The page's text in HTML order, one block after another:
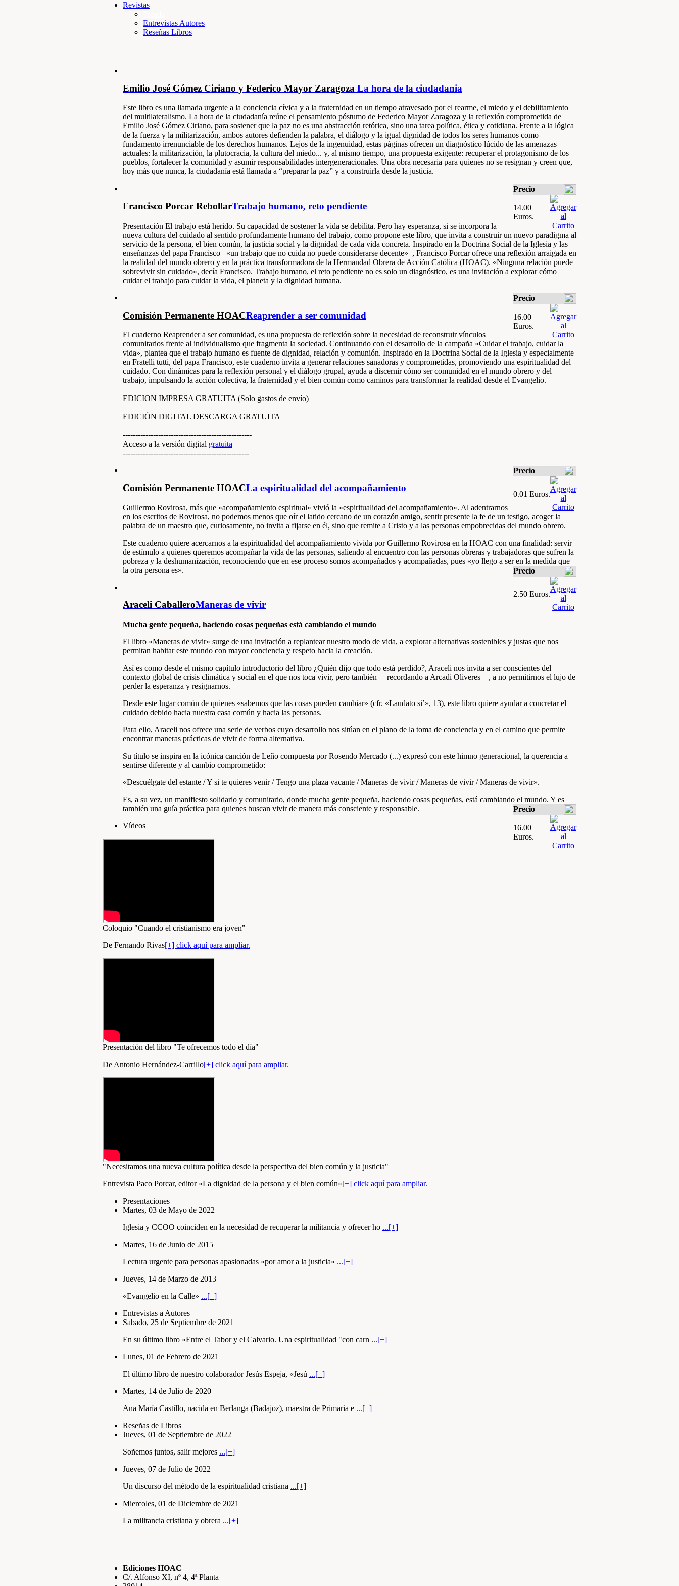
Revistas
Entrevistas Autores
Reseñas Libros
Emilio José Gómez Ciriano y Federico Mayor Zaragoza La hora de la ciudadania
Este libro es una llamada urgente a la conciencia cívica y a la fraternidad en un tiempo atravesado por el rearme, el miedo y el debilitamiento
del multilateralismo. La hora de la ciudadanía reúne el pensamiento póstumo de Federico Mayor Zaragoza y la reflexión comprometida de
Emilio José Gómez Ciriano, para sostener que la paz no es una abstracción retórica, sino una tarea política, ética y cotidiana. Frente a la lógica
de la fuerza y la militarización, ambos autores defienden la palabra, el diálogo y la igual dignidad de todos los seres humanos como
fundamento irrenunciable de los derechos humanos. Lejos de la ingenuidad, estas páginas ofrecen un diagnóstico lúcido de las amenazas
actuales: la militarización, la plutocracia, la cultura del miedo... y, al mismo tiempo, una propuesta exigente: recuperar el protagonismo de los
pueblos, fortalecer la comunidad y asumir responsabilidades intergeneracionales. Una obra necesaria para quienes no se resignan y creen que,
hoy más que nunca, la ciudadanía está llamada a “preparar la paz” y a construirla desde la justicia.
Precio
14.00
Euros.
Francisco Porcar RebollarTrabajo humano, reto pendiente
Presentación El trabajo está herido. Su capacidad de sostener la vida se debilita. Pero hay esperanza, si se incorpora la
nueva cultura del cuidado al sentido profundamente humano del trabajo, como propone este libro, que invita a construir un nuevo paradigma al
servicio de la persona, el bien común, la justicia social y la dignidad de cada vida concreta. Inspirado en la Doctrina Social de la Iglesia y las
enseñanzas del papa Francisco –«un trabajo que no cuida no puede considerarse decente»–, Francisco Porcar ofrece una reflexión arraigada en
la realidad del mundo obrero y en la práctica transformadora de la Hermandad Obrera de Acción Católica (HOAC). «Ninguna relación puede
sobrevivir sin cuidado», decía Francisco. Trabajo humano, el reto pendiente no es solo un diagnóstico, es una invitación a explorar cómo
cuidar el trabajo para cuidar la vida, el planeta y la dignidad humana.
Precio
16.00
Euros.
Comisión Permanente HOACReaprender a ser comunidad
El cuaderno Reaprender a ser comunidad, es una propuesta de reflexión sobre la necesidad de reconstruir vínculos
comunitarios frente al individualismo que fragmenta la sociedad. Continuando con el desarrollo de la campaña «Cuidar el trabajo, cuidar la
vida», plantea que el trabajo humano es fuente de dignidad, relación y comunión. Inspirado en la Doctrina Social de la Iglesia y especialmente
en Fratelli tutti, del papa Francisco, este cuaderno invita a generar relaciones sanadoras y comprometidas, promoviendo una espiritualidad del
cuidado. Con dinámicas para la reflexión personal y el diálogo grupal, ayuda a discernir cómo ser comunidad en el mundo obrero y del
trabajo, impulsando la acción colectiva, la fraternidad y el bien común como caminos para transformar la realidad desde el Evangelio.
EDICION IMPRESA GRATUITA (Solo gastos de envío)
EDICIÓN DIGITAL DESCARGA GRATUITA
---------------------------------------------------
Acceso a la versión digital gratuita
--------------------------------------------------
Precio
0.01 Euros.
Comisión Permanente HOACLa espiritualidad del acompañamiento
Guillermo Rovirosa, más que «acompañamiento espiritual» vivió la «espiritualidad del acompañamiento». Al adentrarnos
en los escritos de Rovirosa, no podemos menos que oír el latido cercano de un corazón amigo, sentir presente la fe de un testigo, acoger la
palabra de un maestro que, curiosamente, no invita a fijarse en él, sino que remite a Cristo y a las personas empobrecidas del mundo obrero.
Este cuaderno quiere acercarnos a la espiritualidad del acompañamiento vivida por Guillermo Rovirosa en la HOAC con una finalidad: servir
de estímulo a quienes queremos acompañar la vida de las personas, saliendo al encuentro con las personas obreras y trabajadoras que sufren la
pobreza y la deshumanización, reconociendo que en ese proceso somos acompañados y acompañadas, pues «yo llego a ser en la medida que
la otra persona es».
Precio
2.50 Euros.
Araceli CaballeroManeras de vivir
Mucha gente pequeña, haciendo cosas pequeñas está cambiando el mundo
El libro «Maneras de vivir» surge de una invitación a replantear nuestro modo de vida, a explorar alternativas sostenibles y justas que nos
permitan habitar este mundo con mayor conciencia y respeto hacia la creación.
Así es como desde el mismo capítulo introductorio del libro ¿Quién dijo que todo está perdido?, Araceli nos invita a ser conscientes del
contexto global de crisis climática y social en el que nos toca vivir, pero también —recordando a Arcadi Oliveres—, a no permitirnos el lujo de
perder la esperanza y resignarnos.
Desde este lugar común de quienes «sabemos que las cosas pueden cambiar» (cfr. «Laudato si’», 13), este libro quiere ayudar a concretar el
cuidado debido hacia nuestra casa común y hacia las personas.
Para ello, Araceli nos ofrece una serie de verbos cuyo desarrollo nos sitúan en el plano de la toma de conciencia y en el camino que permite
encontrar maneras prácticas de vivir de forma alternativa.
Su título se inspira en la icónica canción de Leño compuesta por Rosendo Mercado (...) expresó con este himno generacional, la querencia a
sentirse diferente y al cambio comprometido:
«Descuélgate del estante / Y si te quieres venir / Tengo una plaza vacante / Maneras de vivir / Maneras de vivir / Maneras de vivir».
Es, a su vez, un manifiesto solidario y comunitario, donde mucha gente pequeña, haciendo cosas pequeñas, está cambiando el mundo. Y es
también una guía práctica para quienes buscan vivir de manera más consciente y responsable.
Precio
16.00
Euros.
Ví­deos
Coloquio "Cuando el cristianismo era joven"
De Fernando Rivas[+] click aquí para ampliar.
Presentación del libro "Te ofrecemos todo el dí­a"
De Antonio Hernández-Carrillo[+] click aquí para ampliar.
"Necesitamos una nueva cultura polí­tica desde la perspectiva del bien común y la justicia"
Entrevista Paco Porcar, editor «La dignidad de la persona y el bien común»[+] click aquí para ampliar.
Presentaciones
Martes, 03 de Mayo de 2022
Iglesia y CCOO coinciden en la necesidad de recuperar la militancia y ofrecer ho ...[+]
Martes, 16 de Junio de 2015
Lectura urgente para personas apasionadas «por amor a la justicia» ...[+]
Jueves, 14 de Marzo de 2013
«Evangelio en la Calle» ...[+]
Entrevistas a Autores
Sabado, 25 de Septiembre de 2021
En su último libro «Entre el Tabor y el Calvario. Una espiritualidad "con carn ...[+]
Lunes, 01 de Febrero de 2021
El último libro de nuestro colaborador Jesús Espeja, «Jesú ...[+]
Martes, 14 de Julio de 2020
Ana Marí­a Castillo, nacida en Berlanga (Badajoz), maestra de Primaria e ...[+]
Reseñas de Libros
Jueves, 01 de Septiembre de 2022
Soñemos juntos, salir mejores ...[+]
Jueves, 07 de Julio de 2022
Un discurso del método de la espiritualidad cristiana ...[+]
Miercoles, 01 de Diciembre de 2021
La militancia cristiana y obrera ...[+]
Ediciones HOAC
C/. Alfonso XI, nº 4, 4ª Planta